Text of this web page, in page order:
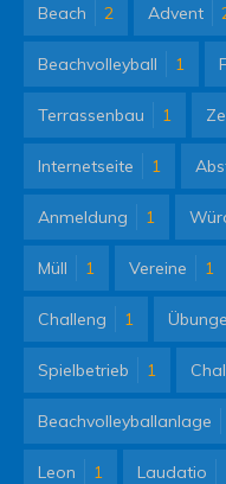
Beach 2 Advent
Beachvolleyball 1
Terrassenbau 1
Internetseite 1
Anmeldung 1
Müll 1 Vereine 1
Challeng 1
Spielbetrieb 1
Beachvolleyballanlage
Leon 1 Laudatio